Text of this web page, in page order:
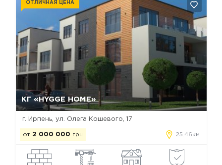
КГ «HYGGE HOME»
ОТЛИЧНАЯ ЦЕНА
г. Ирпень, ул. Олега Кошевого, 17
от 2 000 000 грн 25.46км